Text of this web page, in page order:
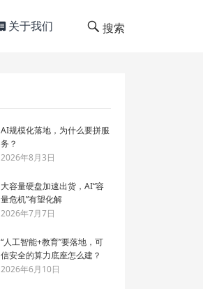
关于我们 搜索
AI规模化落地，为什么要拼服
务？
2026年8月3日
大容量硬盘加速出货，AI“容
量危机”有望化解
2026年7月7日
“人工智能+教育”要落地，可
信安全的算力底座怎么建？
2026年6月10日